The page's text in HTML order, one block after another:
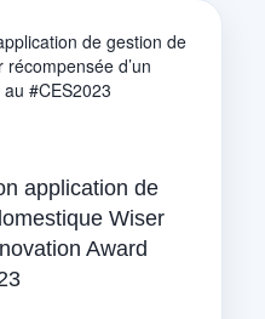
application de
Wiser
Award